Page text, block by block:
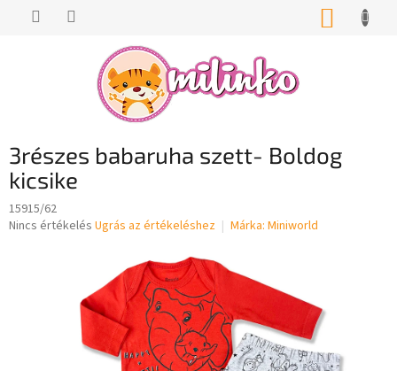
KOSÁR
3részes babaruha szett- Boldog
kicsike
15915/62
A
Nincs értékelés Ugrás az értékeléshez Márka: Miniworld